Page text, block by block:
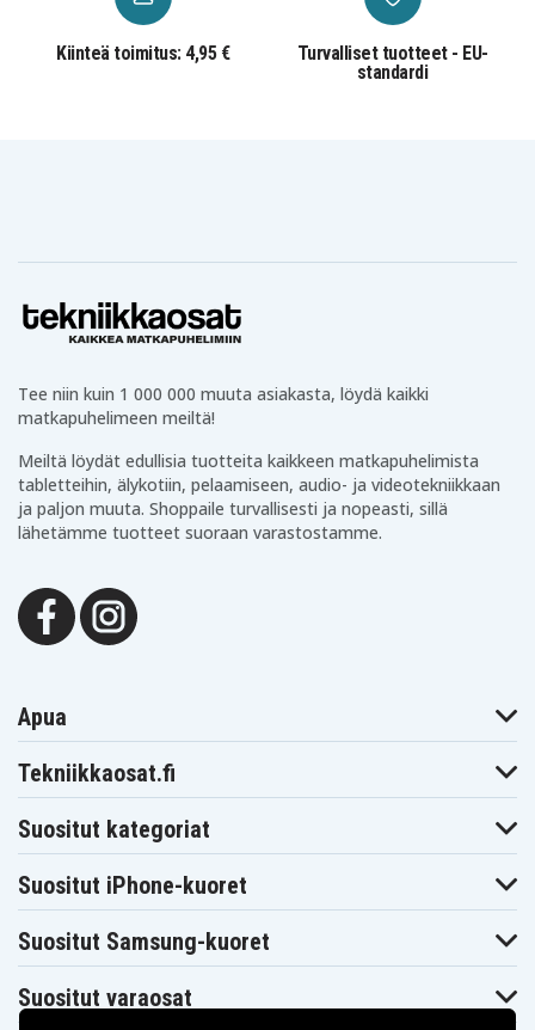
Kiinteä toimitus: 4,95 €
Turvalliset tuotteet - EU-
standardi
Tee niin kuin 1 000 000 muuta asiakasta, löydä kaikki
matkapuhelimeen meiltä!
Meiltä löydät edullisia tuotteita kaikkeen matkapuhelimista
tabletteihin, älykotiin, pelaamiseen, audio- ja videotekniikkaan
ja paljon muuta. Shoppaile turvallisesti ja nopeasti, sillä
lähetämme tuotteet suoraan varastostamme.
Apua
Tekniikkaosat.fi
Suositut kategoriat
Suositut iPhone-kuoret
Suositut Samsung-kuoret
Suositut varaosat